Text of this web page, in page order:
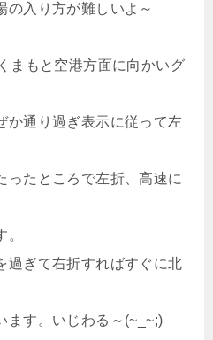
入り方が難しいよ～
もと空港方面に向かいグ
り過ぎ表示に従って左
ところで左折、高速に
て右折すればすぐに北
。いじわる～(~_~;)